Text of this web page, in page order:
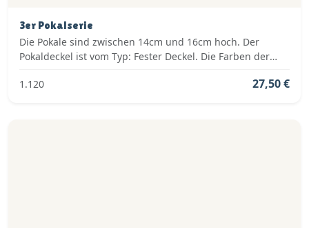
3er Pokalserie
Die Pokale sind zwischen 14cm und 16cm hoch. Der
Pokaldeckel ist vom Typ: Fester Deckel. Die Farben der
1.120
27,50 €